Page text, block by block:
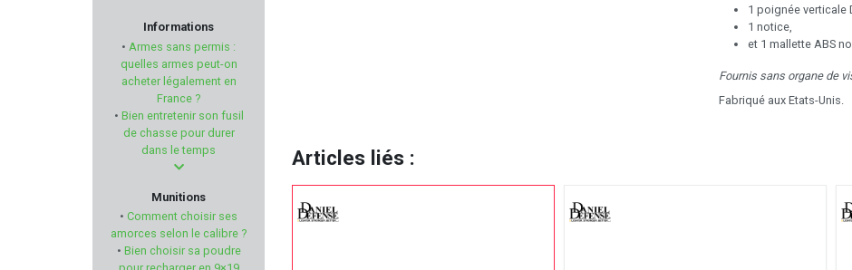
FIREBIRD
ZEV
SINGER SAFETY
K25
Informations
• Armes sans permis :
quelles armes peut-on
acheter légalement en
France ?
• Bien entretenir son fusil
de chasse pour durer
dans le temps
Munitions
• Comment choisir ses
amorces selon le calibre ?
• Bien choisir sa poudre
1 poignée verticale
1 notice,
et 1 mallette ABS
Fournis sans organe de
Fabriqué aux Etats-Unis.
Articles liés :